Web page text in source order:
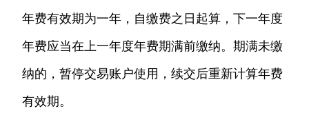
年费有效期为一年，自缴费之日起算，下一年度
年费应当在上一年度年费期满前缴纳。期满未缴
纳的，暂停交易账户使用，续交后重新计算年费
有效期。